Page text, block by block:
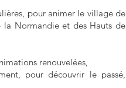
pour animer le village de
la Normandie et des Hauts de
renouvelées,
pour découvrir le passé,